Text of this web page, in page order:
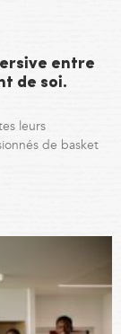
entre
de soi.
leurs
de basket